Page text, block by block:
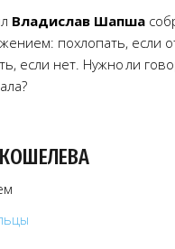
Владислав Шапша
похлопать, если
если нет. Нужно ли